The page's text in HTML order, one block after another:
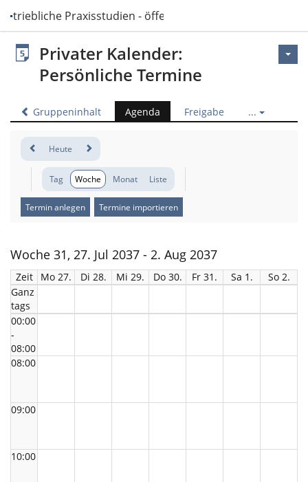
Betriebliche Praxisstudien - öffentlich
Privater Kalender:
Persönliche Termine
Gruppeninhalt Agenda Freigabe ...
Heute
Tag Woche Monat Liste
Termin anlegen Termine importieren
Woche 31, 27. Jul 2037 - 2. Aug 2037
Zeit Mo 27. Di 28. Mi 29. Do 30. Fr 31. Sa 1.
So 2.
Ganz
tags
00:00
-
08:00
08:00
09:00
10:00